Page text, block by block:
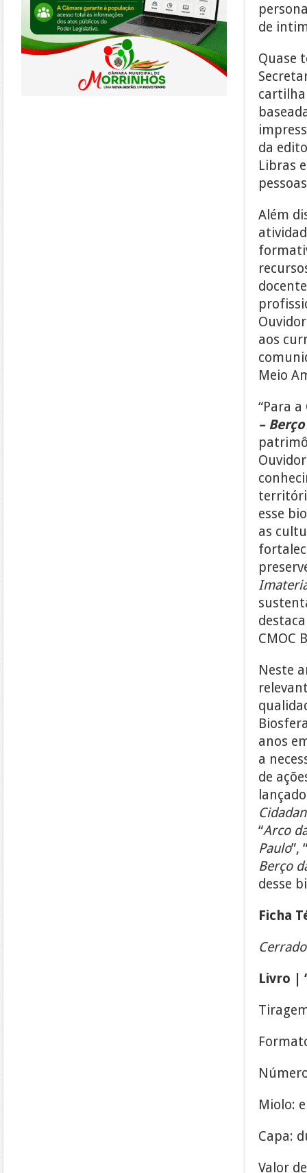
de
Quase
cartilha
da
Libras
Além
aos
Meio
“Para
–
esse
as
CMOC
Neste
anos
a
de
“Arco
Paulo”, “
Berço
desse
Ficha
Livro |
Miolo:
Capa:
Valor